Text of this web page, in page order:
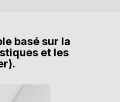
basé sur la
et les